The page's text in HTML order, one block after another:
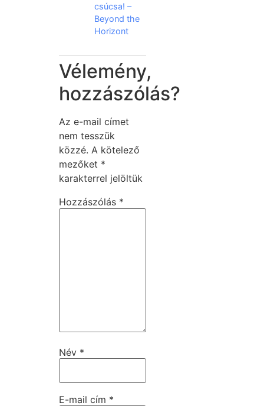
csúcsa! –
Beyond the
Horizont
Vélemény,
hozzászólás?
Az e-mail címet
nem tesszük
közzé. A kötelező
mezőket *
karakterrel jelöltük
Hozzászólás *
Név *
E-mail cím *